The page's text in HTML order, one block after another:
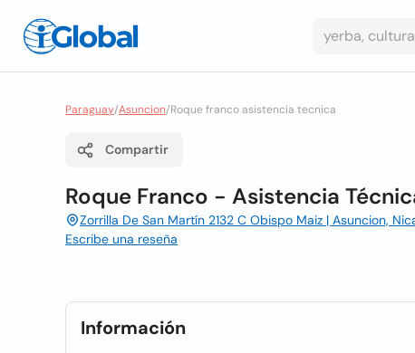
Paraguay/Asuncion/Roque franco asistencia tecnica
Compartir
Roque Franco - Asistencia
Zorrilla De San Martín 2132 C Obispo Maiz | Asuncion,
Escribe una reseña
Información